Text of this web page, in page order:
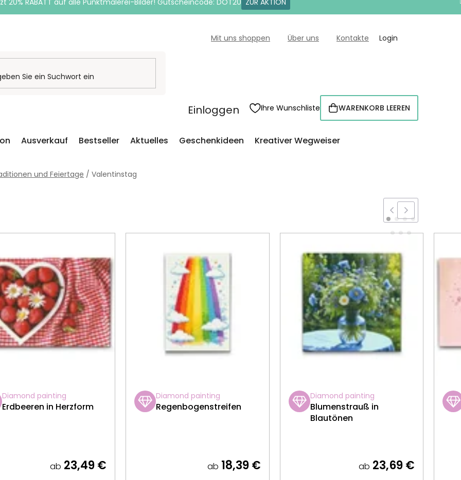
20% RABATT auf alle Punktmalerei-Bilder! Gutscheincode: DOT20 ZUR AKTION
Mit uns shoppen Über uns Kontakte Login
Einloggen Ihre Wunschliste WARENKORB
WARENKORB LEEREN
Ausverkauf Bestseller Aktuelles Geschenkideen Kreativer Wegweiser
und Feiertage / Valentinstag
Diamond painting
Erdbeeren in Herzform
ab 23,49 €
Diamond painting
Regenbogenstreifen
ab 18,39 €
Diamond painting
Blumenstrauß in
Blautönen
ab 23,69 €